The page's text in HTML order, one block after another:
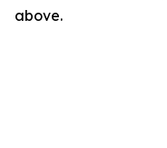
above.